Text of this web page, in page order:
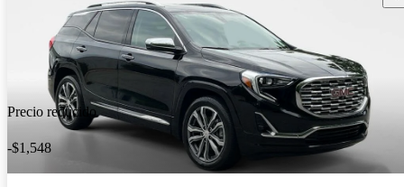
Precio reducido
-$1,548